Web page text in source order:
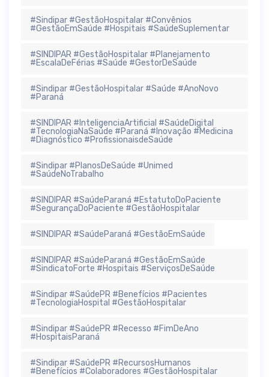
#Sindipar #GestãoHospitalar #Convênios
#GestãoEmSaúde #Hospitais #SaúdeSuplementar
#SINDIPAR #GestãoHospitalar #Planejamento
#EscalaDeFérias #Saúde #GestorDeSaúde
#Sindipar #GestãoHospitalar #Saúde #AnoNovo
#Paraná
#SINDIPAR #InteligenciaArtificial #SaúdeDigital
#TecnologiaNaSaúde #Paraná #Inovação #Medicina
#Diagnóstico #ProfissionaisdeSaúde
#Sindipar #PlanosDeSaúde #Unimed
#SaúdeNoTrabalho
#SINDIPAR #SaúdeParaná #EstatutoDoPaciente
#SegurançaDoPaciente #GestãoHospitalar
#SINDIPAR #SaúdeParaná #GestãoEmSaúde
#SINDIPAR #SaúdeParaná #GestãoEmSaúde
#SindicatoForte #Hospitais #ServiçosDeSaúde
#Sindipar #SaúdePR #Benefícios #Pacientes
#TecnologiaHospital #GestãoHospitalar
#Sindipar #SaúdePR #Recesso #FimDeAno
#HospitaisParaná
#Sindipar #SaúdePR #RecursosHumanos
#Benefícios #Colaboradores #GestãoHospitalar